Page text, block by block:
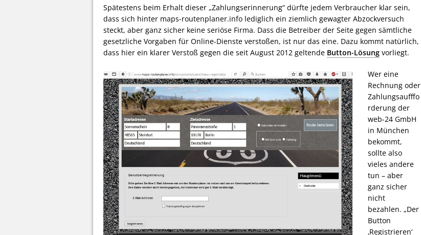
Spätestens beim Erhalt dieser „Zahlungserinnerung“ dürfte jedem Verbraucher klar sein,
dass sich hinter maps-routenplaner.info lediglich ein ziemlich gewagter Abzockversuch
steckt, aber ganz sicher keine seriöse Firma. Dass die Betreiber der Seite gegen sämtliche
gesetzliche Vorgaben für Online-Dienste verstoßen, ist nur das eine. Dazu kommt natürlich,
dass hier ein klarer Verstoß gegen die seit August 2012 geltende Button-Lösung vorliegt.
Wer eine
Rechnung oder
Zahlungsaufffo
rderung der
web-24 GmbH
in München
bekommt,
sollte also
vieles andere
tun – aber
ganz sicher
nicht
bezahlen. „Der
Button
‚Registrieren‘